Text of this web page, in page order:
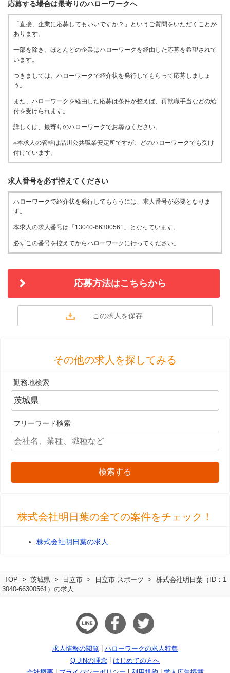
応募する場合は最寄りのハローワークへ
「直接、企業に応募してもいいですか？」というご質問をいただくことが
あります。
一部を除き、ほとんどの企業はハローワークを経由した応募を希望されて
います。
つきましては、ハローワークで紹介状を発行してもらって応募しましょ
う。
また、ハローワークを経由した応募は条件が整えば、再就職手当などの給
付を受けられます。
詳しくは、最寄りのハローワークでお尋ねください。
※本求人の管轄は品川公共職業安定所ですが、どのハローワークでも受け
付けています。
求人番号を必ず控えてください
ハローワークで紹介状を発行してもらうには、求人番号が必要となりま
す。
本求人の求人番号は「13040-66300561」となっています。
必ずこの番号を控えてからハローワークに行ってください。
応募方法はこちらから
その他の求人を探してみる
勤務地検索
フリーワード検索
検索する
株式会社明日葉の全ての案件をチェック！
株式会社明日葉の求人
TOP 茨城県 日立市 日立市-スポーツ
株式会社明日葉（ID：1
3040-66300561）の求人
求人情報の閲覧
ハローワークの求人特集
Q-JiNの理念
はじめての方へ